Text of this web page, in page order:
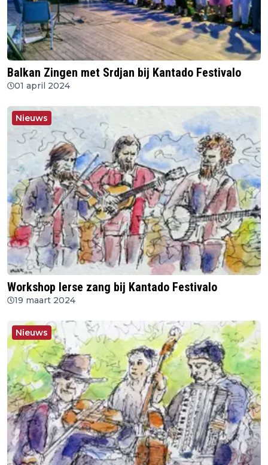
Balkan Zingen met Srdjan bij Kantado Festivalo
01 april 2024
Nieuws
Workshop Ierse zang bij Kantado Festivalo
19 maart 2024
Nieuws